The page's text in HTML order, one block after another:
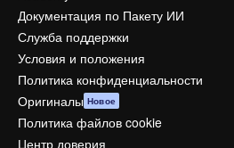
Документация по Пакету ИИ
Служба поддержки
Условия и положения
Политика конфиденциальности
Оригиналы Новое
Политика файлов cookie
Центр доверия